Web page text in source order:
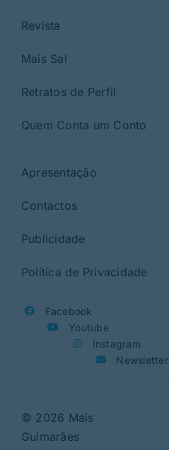
Revista
Mais Sal
Retratos de Perfil
Quem Conta um Conto
Apresentação
Contactos
Publicidade
Política de Privacidade
Facebook
Youtube
Instagram
Newsletter
© 2026 Mais
Guimarães